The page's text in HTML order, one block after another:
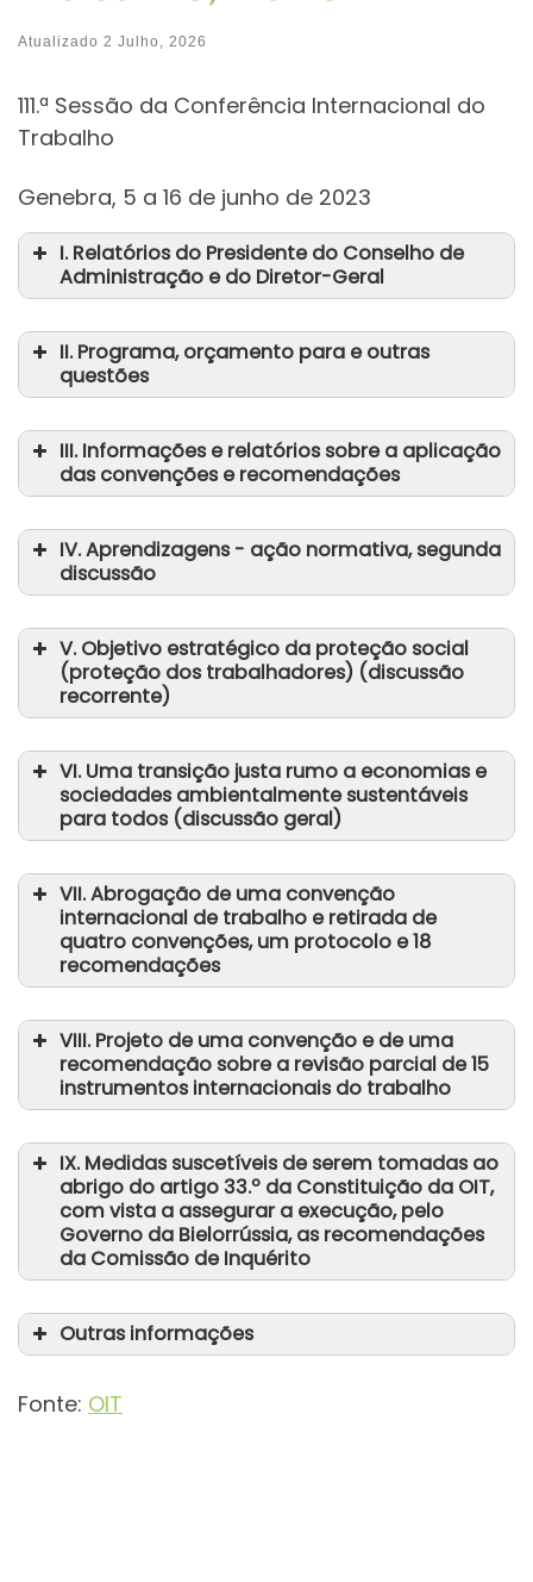
Atualizado 2 Julho, 2026
111.ª Sessão da Conferência Internacional do
Trabalho
Genebra, 5 a 16 de junho de 2023
I. Relatórios do Presidente do Conselho de
Administração e do Diretor-Geral
Execução do programa da OIT 2022-
23
Promover a Justiça Social.
Pode acederaqui
à versão
A situação dos trabalhadores
nos territórios árabes ocupados
II. Programa, orçamento para e outras
questões
Projeto de Programa e orçamento
para 2024-25 e outras questões
III. Informações e relatórios sobre a aplicação
das convenções e recomendações
Relatório III (A)
Relatório III/Adenda (A)
Relatório III (B)
Relatório da comissão
IV. Aprendizagens - ação normativa, segunda
discussão
Relatório IV(1) aqui
Relatório IV(2)
Resultado da votação, a 15 de junho
Recomendação n.º 208, relativa às
aprendizagens de qualidade
V. Objetivo estratégico da proteção social
(proteção dos trabalhadores) (discussão
recorrente)
Relatório V
aqui
Relatório da comissão
Resolução, adotada a 15 de junho
VI. Uma transição justa rumo a economias e
sociedades ambientalmente sustentáveis
para todos (discussão geral)
Relatório VI
Relatório da comissão
Resolução, adotada a 16 de junho
VII. Abrogação de uma convenção
internacional de trabalho e retirada de
quatro convenções, um protocolo e 18
recomendações
Relatório VII (1)
Relatório VII (2)
Relatório da comissão
Resultado da votação nominal, de 12
de junho
VIII. Projeto de uma convenção e de uma
recomendação sobre a revisão parcial de 15
instrumentos internacionais do trabalho
IX. Medidas suscetíveis de serem tomadas ao
abrigo do artigo 33.º da Constituição da OIT,
com vista a assegurar a execução, pelo
Governo da Bielorrússia, as recomendações
da Comissão de Inquérito
Outras informações
Fonte: OIT